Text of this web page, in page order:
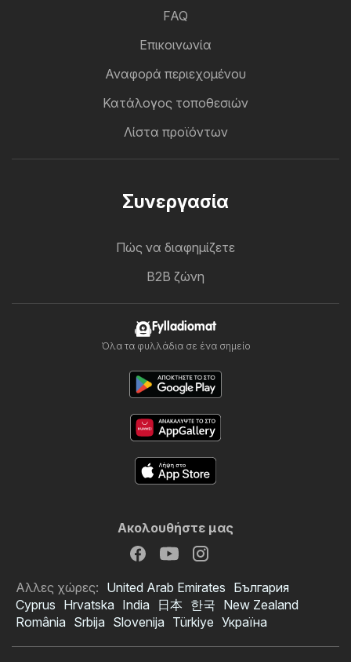
FAQ
Επικοινωνία
Αναφορά περιεχομένου
Κατάλογος τοποθεσιών
Λίστα προϊόντων
Συνεργασία
Πώς να διαφημίζετε
B2B ζώνη
Fylladiomat
Όλα τα φυλλάδια σε ένα σημείο
Ακολουθήστε μας
Αλλες χώρες: United Arab Emirates България
Cyprus Hrvatska India 日本 한국 New Zealand
România Srbija Slovenija Türkiye Україна